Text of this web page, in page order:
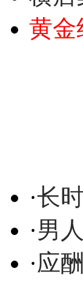
黄金
·长
·男
·应